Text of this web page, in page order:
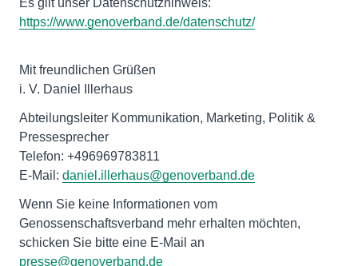
Es gilt unser Datenschutzhinweis:
https://www.genoverband.de/datenschutz/
Mit freundlichen Grüßen
i. V. Daniel Illerhaus
Abteilungsleiter Kommunikation, Marketing, Politik &
Pressesprecher
Telefon: +496969783811
E-Mail: daniel.illerhaus@genoverband.de
Wenn Sie keine Informationen vom
Genossenschaftsverband mehr erhalten möchten,
schicken Sie bitte eine E-Mail an
presse@genoverband.de